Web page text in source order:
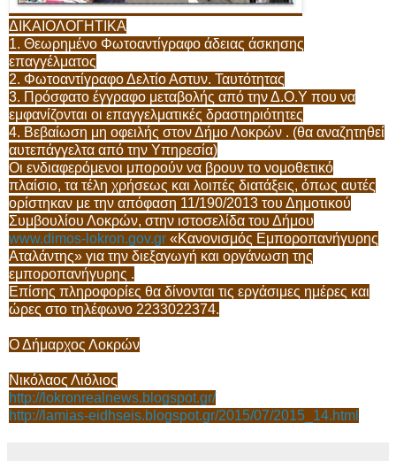
ΔΙΚΑΙΟΛΟΓΗΤΙΚΑ
1. Θεωρημένο Φωτοαντίγραφο άδειας άσκησης
επαγγέλματος
2. Φωτοαντίγραφο Δελτίο Αστυν. Ταυτότητας
3. Πρόσφατο έγγραφο μεταβολής από την Δ.Ο.Υ που να
εμφανίζονται οι επαγγελματικές δραστηριότητες
4. Βεβαίωση μη οφειλής στον Δήμο Λοκρών . (θα αναζητηθεί
αυτεπάγγελτα από την Υπηρεσία)
Οι ενδιαφερόμενοι μπορούν να βρουν το νομοθετικό
πλαίσιο, τα τέλη χρήσεως και λοιπές διατάξεις, όπως αυτές
ορίστηκαν με την απόφαση 11/190/2013 του Δημοτικού
Συμβουλίου Λοκρών, στην ιστοσελίδα του Δήμου
www.dimos-lokron.gov.gr «Κανονισμός Εμποροπανήγυρης
Αταλάντης» για την διεξαγωγή και οργάνωση της
εμποροπανήγυρης .
Επίσης πληροφορίες θα δίνονται τις εργάσιμες ημέρες και
ώρες στο τηλέφωνο 2233022374.
Ο Δήμαρχος Λοκρών
Νικόλαος Λιόλιος
http://lokronrealnews.blogspot.gr/
http://lamias-eidhseis.blogspot.gr/2015/07/2015_14.html